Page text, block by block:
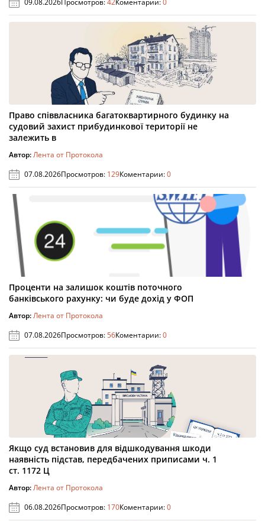
09.08.2026 Просмотров:42Коментарии:0
Право співвласника багатоквартирного будинку на
судовий захист прибудинкової території не
залежить в
Автор:Лента от Протокола
07.08.2026Просмотров: 129Коментарии:0
Проценти на залишок коштів поточного
банківського рахунку: чи буде дохід у ФОП
Автор:Лента от Протокола
07.08.2026Просмотров:56Коментарии:0
Якщо суд встановив для відшкодування шкоди
наявність підстав, передбачених приписами ч. 1
ст. 1172 Ц
Автор:Лента от Протокола
06.08.2026Просмотров: 170Коментарии:0